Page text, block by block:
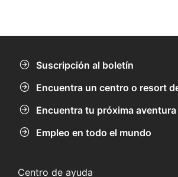
Suscripción al boletín
Encuentra un centro o resort
Encuentra tu próxima aventura
Empleo en todo el mundo
Centro de ayuda